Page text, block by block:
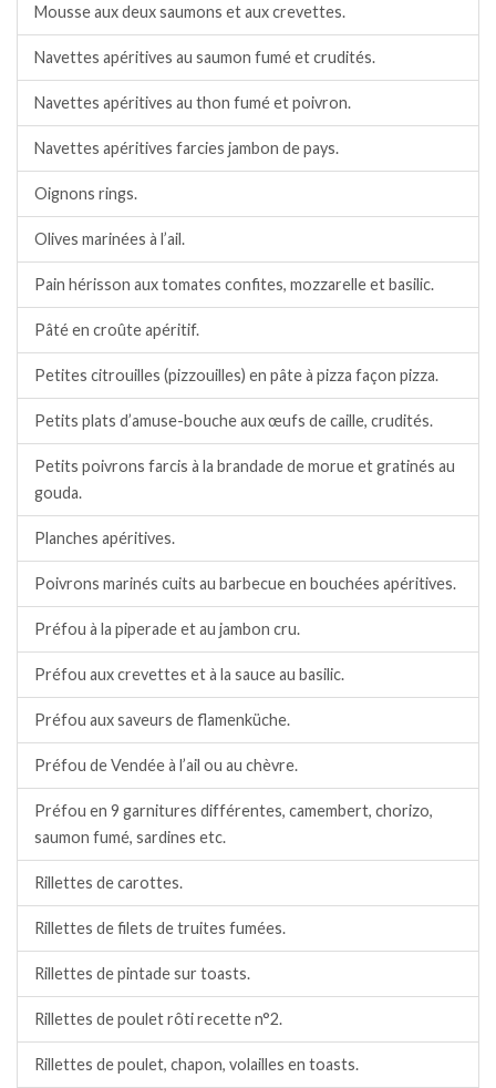
Mousse aux deux saumons et aux crevettes.
Navettes apéritives au saumon fumé et crudités.
Navettes apéritives au thon fumé et poivron.
Navettes apéritives farcies jambon de pays.
Oignons rings.
Olives marinées à l’ail.
Pain hérisson aux tomates confites, mozzarelle et basilic.
Pâté en croûte apéritif.
Petites citrouilles (pizzouilles) en pâte à pizza façon pizza.
Petits plats d’amuse-bouche aux œufs de caille, crudités.
Petits poivrons farcis à la brandade de morue et gratinés au
gouda.
Planches apéritives.
Poivrons marinés cuits au barbecue en bouchées apéritives.
Préfou à la piperade et au jambon cru.
Préfou aux crevettes et à la sauce au basilic.
Préfou aux saveurs de flamenküche.
Préfou de Vendée à l’ail ou au chèvre.
Préfou en 9 garnitures différentes, camembert, chorizo,
saumon fumé, sardines etc.
Rillettes de carottes.
Rillettes de filets de truites fumées.
Rillettes de pintade sur toasts.
Rillettes de poulet rôti recette n°2.
Rillettes de poulet, chapon, volailles en toasts.